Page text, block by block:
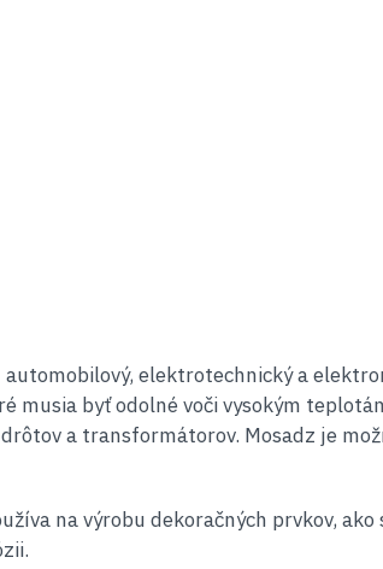
elektrotechnický a
musia byť odolné voči vysokým
a transformátorov. Mosadz je
na výrobu dekoračných prvkov,